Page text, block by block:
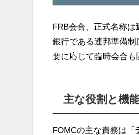
FRB会合、正式名称は
銀行である連邦準備
要に応じて臨時会合も
主な役割と機
FOMCの主な責務は「